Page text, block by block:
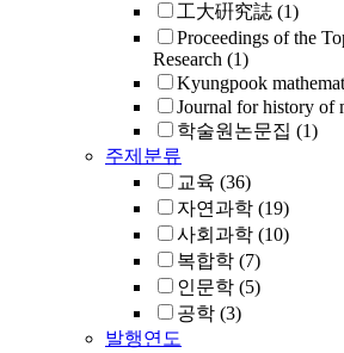
工大硏究誌 (1)
Proceedings of the
Research (1)
Kyungpook
Journal for history of
학술원논문집 (1)
주제분류
교육 (36)
자연과학 (19)
사회과학 (10)
복합학 (7)
인문학 (5)
공학 (3)
발행연도